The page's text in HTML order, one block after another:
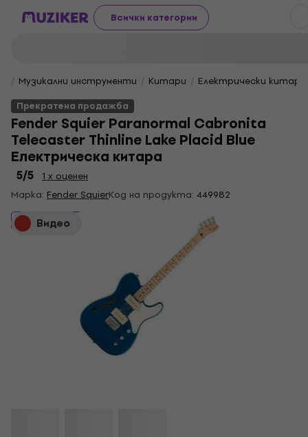
Всички категории
Музикални инструменти Китари
Електрически китари
Прекратена продажба
Fender Squier Paranormal Cabronita
Telecaster Thinline Lake Placid Blue
Електрическа китара
5/5
1 x оценен
Марка: Fender SquierКод на продукта: 449982
Видео
Прекратена продажба